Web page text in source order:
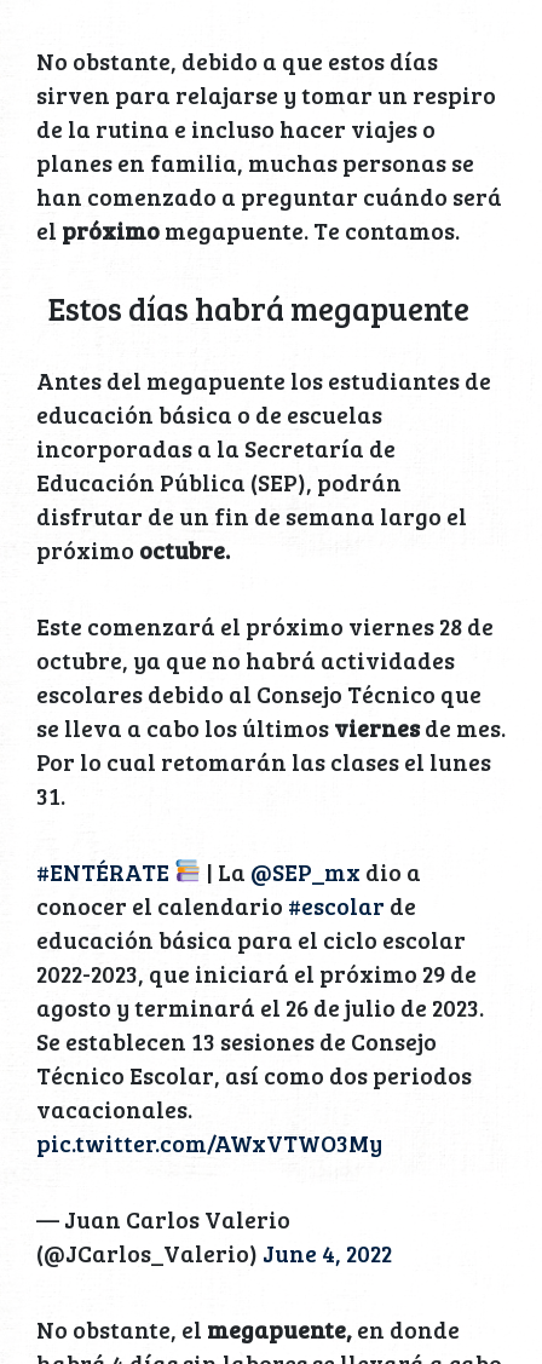
No obstante, debido a que estos días
sirven para relajarse y tomar un respiro
de la rutina e incluso hacer viajes o
planes en familia, muchas personas se
han comenzado a preguntar cuándo será
el próximomegapuente. Te contamos.
Estos días habrá megapuente
Antes del megapuente los estudiantes de
educación básica o de escuelas
incorporadas a la Secretaría de
Educación Pública (SEP), podrán
disfrutar de un fin de semana largo el
próximo octubre.
Este comenzará el próximo viernes 28 de
octubre, ya que no habrá actividades
escolares debido al Consejo Técnico que
se lleva a cabo los últimosviernesde mes.
Por lo cual retomarán las clases el lunes
31.
#ENTÉRATE | La @SEP_mx dio a
conocer el calendario #escolar de
educación básica para el ciclo escolar
2022-2023, que iniciará el próximo 29 de
agosto y terminará el 26 de julio de 2023.
Se establecen 13 sesiones de Consejo
Técnico Escolar, así como dos periodos
vacacionales.
pic.twitter.com/AWxVTWO3My
— Juan Carlos Valerio
(@JCarlos_Valerio) June 4, 2022
No obstante, el megapuente,en donde